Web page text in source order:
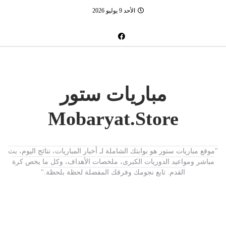
الأحد 9 يوليو 2026
مباريات ستور
Mobaryat.Store
"موقع مباريات ستور هو بوابتك الشاملة لـ أخبار المباريات، نتائج اليوم، بث
مباشر ومواعيد الدوريات الكبرى، ملخصات الأهداف، وكل ما يخص كرة
القدم. تابع نجومك وفرقك المفضلة لحظة بلحظة."